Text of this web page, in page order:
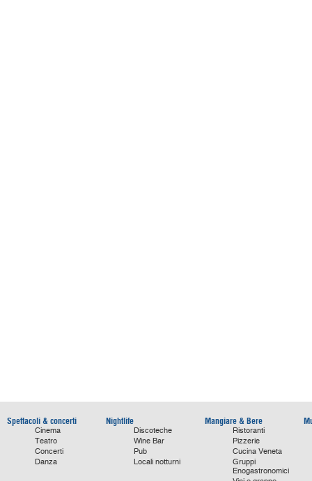
Spettacoli & concerti
Cinema
Teatro
Concerti
Danza
Nightlife
Discoteche
Wine Bar
Pub
Locali notturni
Mangiare & Bere
Ristoranti
Pizzerie
Cucina Veneta
Gruppi
Enogastronomici